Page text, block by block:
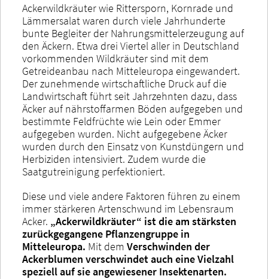
Ackerwildkräuter wie Rittersporn, Kornrade und
Lämmersalat waren durch viele Jahrhunderte
bunte Begleiter der Nahrungsmittelerzeugung auf
den Äckern. Etwa drei Viertel aller in Deutschland
vorkommenden Wildkräuter sind mit dem
Getreideanbau nach Mitteleuropa eingewandert.
Der zunehmende wirtschaftliche Druck auf die
Landwirtschaft führt seit Jahrzehnten dazu, dass
Äcker auf nährstoffarmen Böden aufgegeben und
bestimmte Feldfrüchte wie Lein oder Emmer
aufgegeben wurden. Nicht aufgegebene Äcker
wurden durch den Einsatz von Kunstdüngern und
Herbiziden intensiviert. Zudem wurde die
Saatgutreinigung perfektioniert.
Diese und viele andere Faktoren führen zu einem
immer stärkeren Artenschwund im Lebensraum
Acker. „Ackerwildkräuter“ ist die am stärksten
zurückgegangene Pflanzengruppe in
Mitteleuropa. Mit dem Verschwinden der
Ackerblumen verschwindet auch eine Vielzahl
speziell auf sie angewiesener Insektenarten.